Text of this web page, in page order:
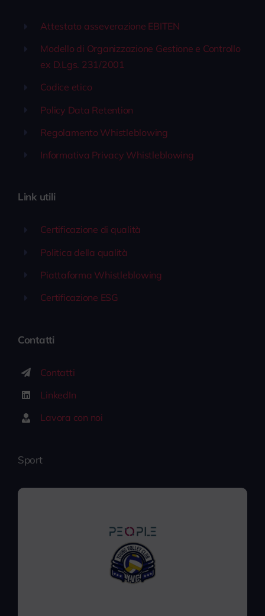
Attestato asseverazione EBITEN
Modello di Organizzazione Gestione e Controllo
ex D.Lgs. 231/2001
Codice etico
Policy Data Retention
Regolamento Whistleblowing
Informativa Privacy Whistleblowing
Link utili
Certificazione di qualità
Politica della qualità
Piattaforma Whistleblowing
Certificazione ESG
Contatti
Contatti
LinkedIn
Lavora con noi
Sport